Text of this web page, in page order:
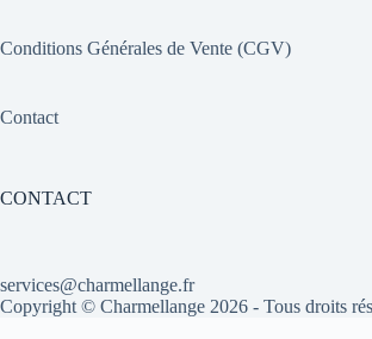
Conditions Générales de Vente (CGV)
Contact
CONTACT
services@charmellange.fr
Copyright © Charmellange 2026 - Tous droits